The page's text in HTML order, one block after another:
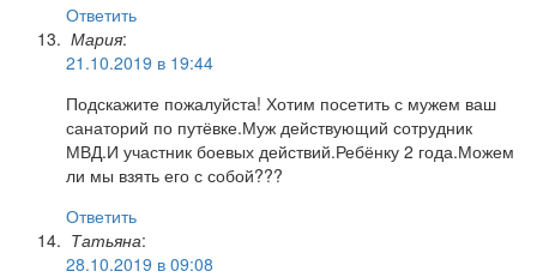
Ответить
Мария:
21.10.2019 в 19:44
Подскажите пожалуйста! Хотим посетить с мужем ваш
санаторий по путёвке.Муж действующий сотрудник
МВД.И участник боевых действий.Ребёнку 2 года.Можем
ли мы взять его с собой???
Ответить
Татьяна:
28.10.2019 в 09:08